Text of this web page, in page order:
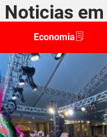
Noticias
Economia